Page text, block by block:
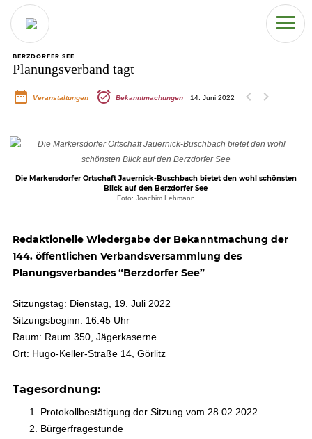
BERZDORFER SEE
Planungsverband tagt
Veranstaltungen Bekanntmachungen 14. Juni 2022 chevron_right
chevron_left
Die Markersdorfer Ortschaft Jauernick-Buschbach bietet den wohl schönsten
Blick auf den Berzdorfer See
Foto: Joachim Lehmann
Redaktionelle Wiedergabe der Bekanntmachung der
144. öffentlichen Verbandsversammlung des
Planungsverbandes “Berzdorfer See”
Sitzungstag: Dienstag, 19. Juli 2022
Sitzungsbeginn: 16.45 Uhr
Raum: Raum 350, Jägerkaserne
Ort: Hugo-Keller-Straße 14, Görlitz
Tagesordnung:
Protokollbestätigung der Sitzung vom 28.02.2022
Bürgerfragestunde